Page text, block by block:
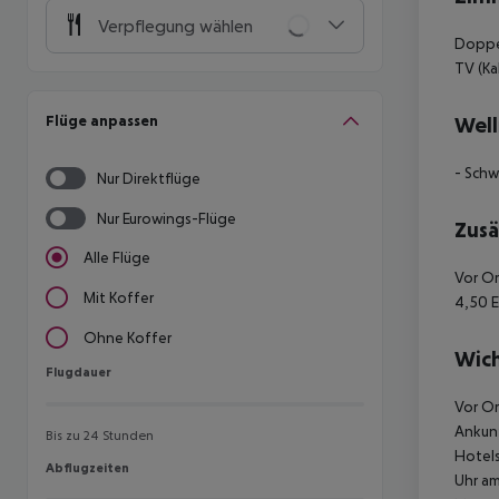
Verpflegung wählen
Flüge anpassen
Nur Direktflüge
Nur Eurowings-Flüge
Alle Flüge
Mit Koffer
Ohne Koffer
Flugdauer
Flugdauer
Bis zu 24 Stunden
Abflugzeiten
Abflugzeiten
TV
-
Vor
4,50
Vor
Uhr